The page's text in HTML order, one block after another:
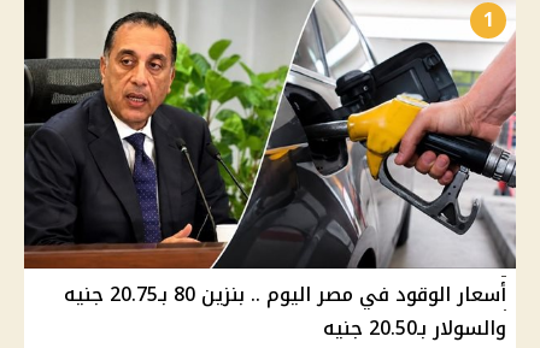
1
أسعار الوقود في مصر اليوم .. بنزين 80 بـ20.75 جنيه
والسولار بـ20.50 جنيه